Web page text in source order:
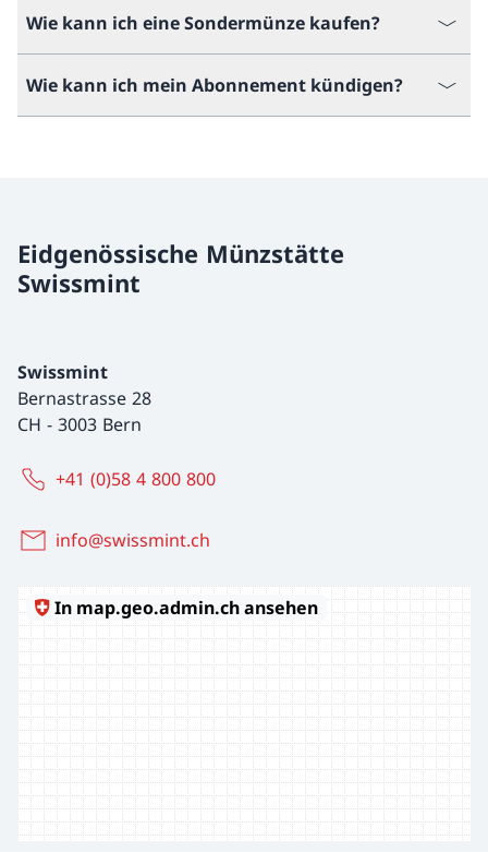
Wie kann ich eine Sondermünze kaufen?
Wie kann ich mein Abonnement kündigen?
Eidgenössische Münzstätte
Swissmint
Swissmint
Bernastrasse 28
CH - 3003 Bern
+41 (0)58 4 800 800
info@swissmint.ch